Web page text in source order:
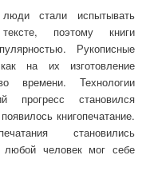
стали испытывать
поэтому книги
Рукописные
на их изготовление
времени. Технологии
прогресс становился
книгопечатание.
становились
любой человек мог себе